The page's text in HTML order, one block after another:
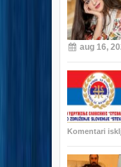
aug 16,
Komentari